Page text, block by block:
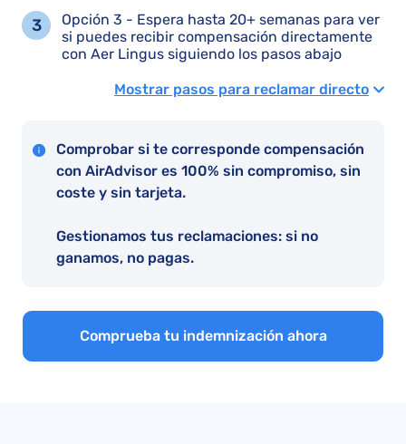
Opción 3 - Espera hasta 20+ semanas para ver
si puedes recibir compensación directamente
con Aer Lingus siguiendo los pasos abajo
Mostrar pasos para reclamar directo
Comprobar si te corresponde compensación
con AirAdvisor es 100% sin compromiso, sin
coste y sin tarjeta.
Gestionamos tus reclamaciones: si no
ganamos, no pagas.
Comprueba tu indemnización ahora